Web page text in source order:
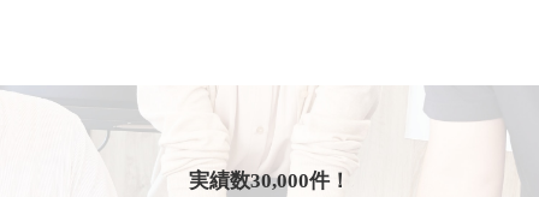
実績数30,000件！